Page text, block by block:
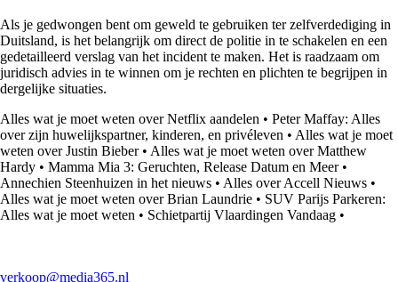
Als je gedwongen bent om geweld te gebruiken ter zelfverdediging in
Duitsland, is het belangrijk om direct de politie in te schakelen en een
gedetailleerd verslag van het incident te maken. Het is raadzaam om
juridisch advies in te winnen om je rechten en plichten te begrijpen in
dergelijke situaties.
Alles wat je moet weten over Netflix aandelen • Peter Maffay: Alles
over zijn huwelijkspartner, kinderen, en privéleven • Alles wat je moet
weten over Justin Bieber• Alles wat je moet weten over Matthew
Hardy • Mamma Mia 3: Geruchten, Release Datum en Meer•
Annechien Steenhuizen in het nieuws • Alles over Accell Nieuws •
Alles wat je moet weten over Brian Laundrie • SUV Parijs Parkeren:
Alles wat je moet weten • Schietpartij Vlaardingen Vandaag •
verkoop@media365.nl